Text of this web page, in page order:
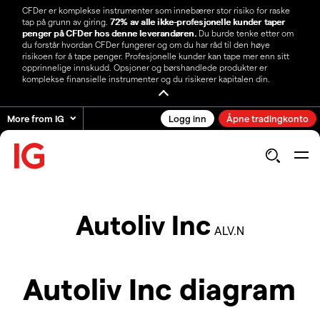
CFDer er komplekse instrumenter som innebærer stor risiko for raske
tap på grunn av giring. 72% av alle ikke-profesjonelle kunder taper
penger på CFDer hos denne leverandøren.Du burde tenke etter om
du forstår hvordan CFDer fungerer og om du har råd til den høye
risikoen for å tape penger. Profesjonelle kunder kan tape mer enn sitt
opprinnelige innskudd. Opsjoner og børshandlede produkter er
komplekse finansielle instrumenter og du risikerer kapitalen din.
More from IG Logg inn Åpne tradingkonto
Autoliv Inc ALV.N
Autoliv Inc diagram